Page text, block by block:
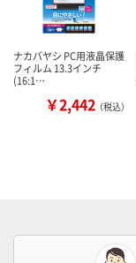
ナカバヤシ PC用液晶保護
フィルム 13.3インチ
(16:1…
￥2,442 （税込）